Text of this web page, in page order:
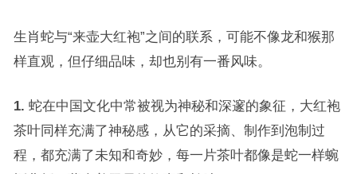
生肖蛇与“来壶大红袍”之间的联系，可能不像龙和猴那
样直观，但仔细品味，却也别有一番风味。
1. 蛇在中国文化中常被视为神秘和深邃的象征，大红袍
茶叶同样充满了神秘感，从它的采摘、制作到泡制过
程，都充满了未知和奇妙，每一片茶叶都像是蛇一样蜿